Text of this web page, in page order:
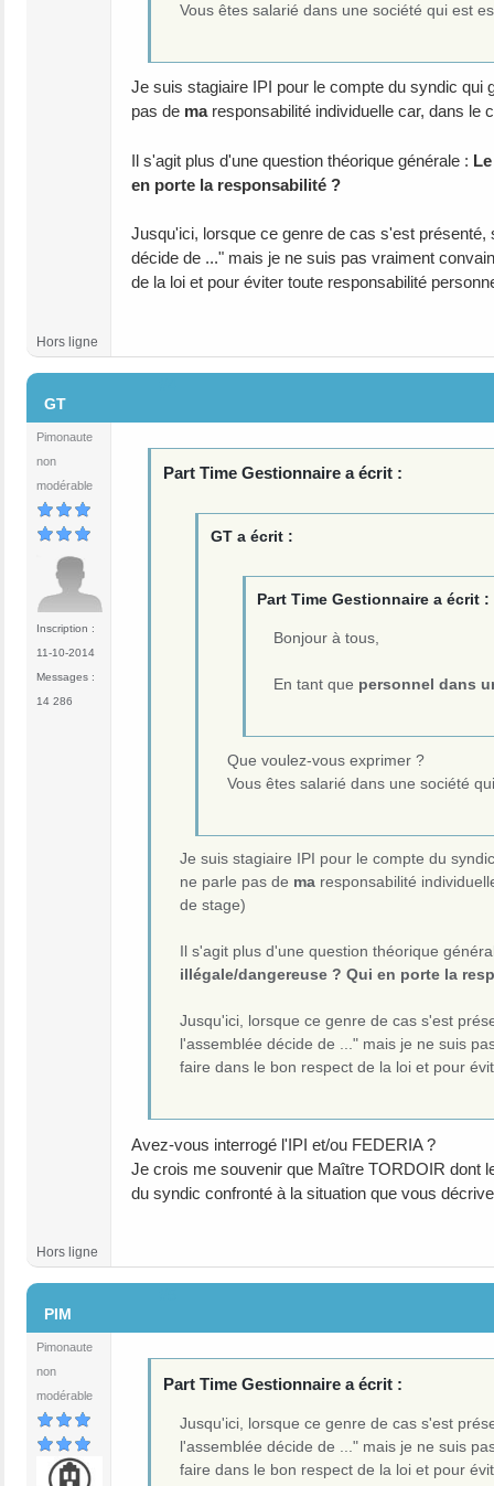
Vous êtes salarié dans une société qui est
Je suis stagiaire IPI pour le compte du syndic qui
pas de ma responsabilité individuelle car, dans
Il s'agit plus d'une question théorique générale :
en porte la responsabilité ?
Jusqu'ici, lorsque ce genre de cas s'est
décide de ..." mais je ne suis pas vraiment
de la loi et pour éviter toute responsabilité
Hors ligne
GT
Pimonaute
non
modérable
Inscription :
11-10-2014
Messages :
14 286
Part Time Gestionnaire a écrit :
GT a écrit :
Part Time Gestionnaire a écrit :
Bonjour à tous,
En tant que personnel dans
Que voulez-vous exprimer ?
Vous êtes salarié dans une société
Je suis stagiaire IPI pour le compte du
ne parle pas de ma responsabilité
de stage)
Il s'agit plus d'une question théorique
illégale/dangereuse ? Qui en porte la
Jusqu'ici, lorsque ce genre de cas s'est
l'assemblée décide de ..." mais je ne suis
faire dans le bon respect de la loi et pour
Avez-vous interrogé l'IPI et/ou FEDERIA ?
Je crois me souvenir que Maître TORDOIR dont
du syndic confronté à la situation que vous
Hors ligne
PIM
Pimonaute
non
modérable
Part Time Gestionnaire a écrit :
Jusqu'ici, lorsque ce genre de cas s'est
l'assemblée décide de ..." mais je ne suis
faire dans le bon respect de la loi et pour